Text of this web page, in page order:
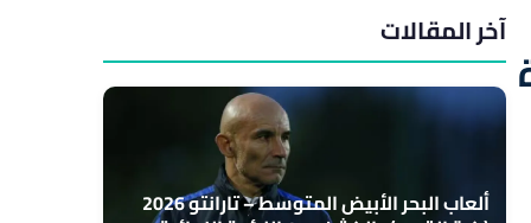
آخر المقالات
ألعاب البحر الأبيض المتوسط – تارانتو 2026